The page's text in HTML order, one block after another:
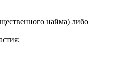
найма) либо